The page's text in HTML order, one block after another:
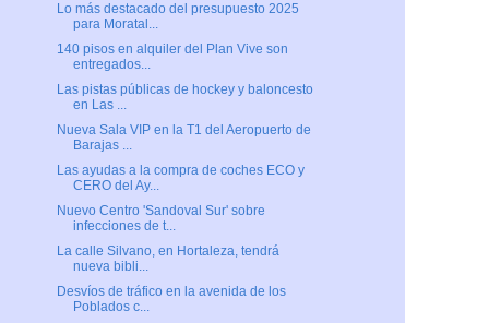
Lo más destacado del presupuesto 2025
para Moratal...
140 pisos en alquiler del Plan Vive son
entregados...
Las pistas públicas de hockey y baloncesto
en Las ...
Nueva Sala VIP en la T1 del Aeropuerto de
Barajas ...
Las ayudas a la compra de coches ECO y
CERO del Ay...
Nuevo Centro 'Sandoval Sur' sobre
infecciones de t...
La calle Silvano, en Hortaleza, tendrá
nueva bibli...
Desvíos de tráfico en la avenida de los
Poblados c...